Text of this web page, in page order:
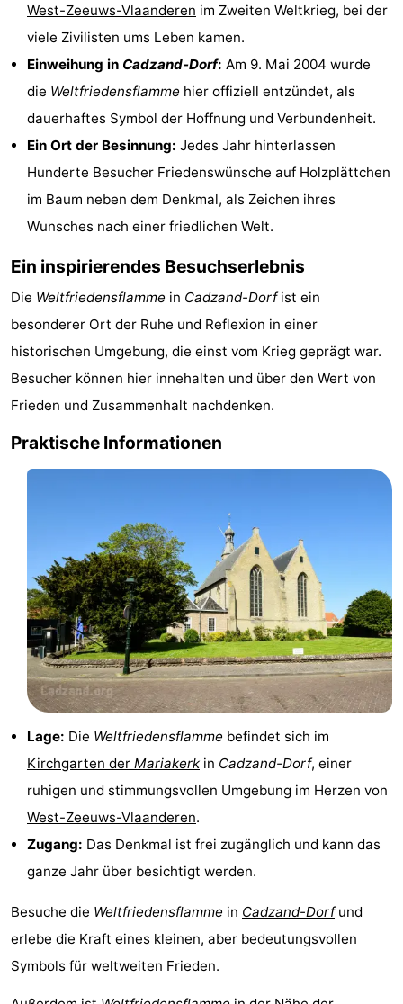
tun
Museen
Denkmäler
-
Mühlen
Aussichtspunkte
Attraktionen
Rundfahrten
Spielplätze
-
Indoor-
Spielplätze
-
Bowling
-
Minigolfplätze
Wellness-
Natur
Schwimmbader
Radfahren
Wandern
Reiten
Golfplatze
Surfen
Seehunden
Essen
West-Zeeuws-Vlaanderen im Zweiten Weltkrieg, bei der
viele Zivilisten ums Leben kamen.
Einweihung in Cadzand-Dorf: Am 9. Mai 2004 wurde
die Weltfriedensflamme hier offiziell entzündet, als
dauerhaftes Symbol der Hoffnung und Verbundenheit.
Ein Ort der Besinnung: Jedes Jahr hinterlassen
Hunderte Besucher Friedenswünsche auf Holzplättchen
im Baum neben dem Denkmal, als Zeichen ihres
Wunsches nach einer friedlichen Welt.
Ein inspirierendes Besuchserlebnis
Die Weltfriedensflamme in Cadzand-Dorfist ein
besonderer Ort der Ruhe und Reflexion in einer
historischen Umgebung, die einst vom Krieg geprägt war.
Besucher können hier innehalten und über den Wert von
Frieden und Zusammenhalt nachdenken.
Praktische Informationen
Lage: Die Weltfriedensflamme befindet sich im
Kirchgarten der Mariakerk in Cadzand-Dorf, einer
ruhigen und stimmungsvollen Umgebung im Herzen von
West-Zeeuws-Vlaanderen.
Zugang: Das Denkmal ist frei zugänglich und kann das
ganze Jahr über besichtigt werden.
Besuche die Weltfriedensflamme in Cadzand-Dorfund
erlebe die Kraft eines kleinen, aber bedeutungsvollen
Symbols für weltweiten Frieden.